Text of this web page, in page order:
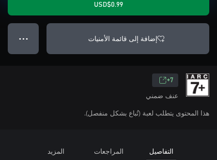
USD$0.99
إضافة إلى قائمة الأمنيات ● ● ●
7+
عنف ضمني
هذا المحتوى يتطلب لعبة (تُباع بشكل منفصل).
التفاصيل المراجعات المزيد